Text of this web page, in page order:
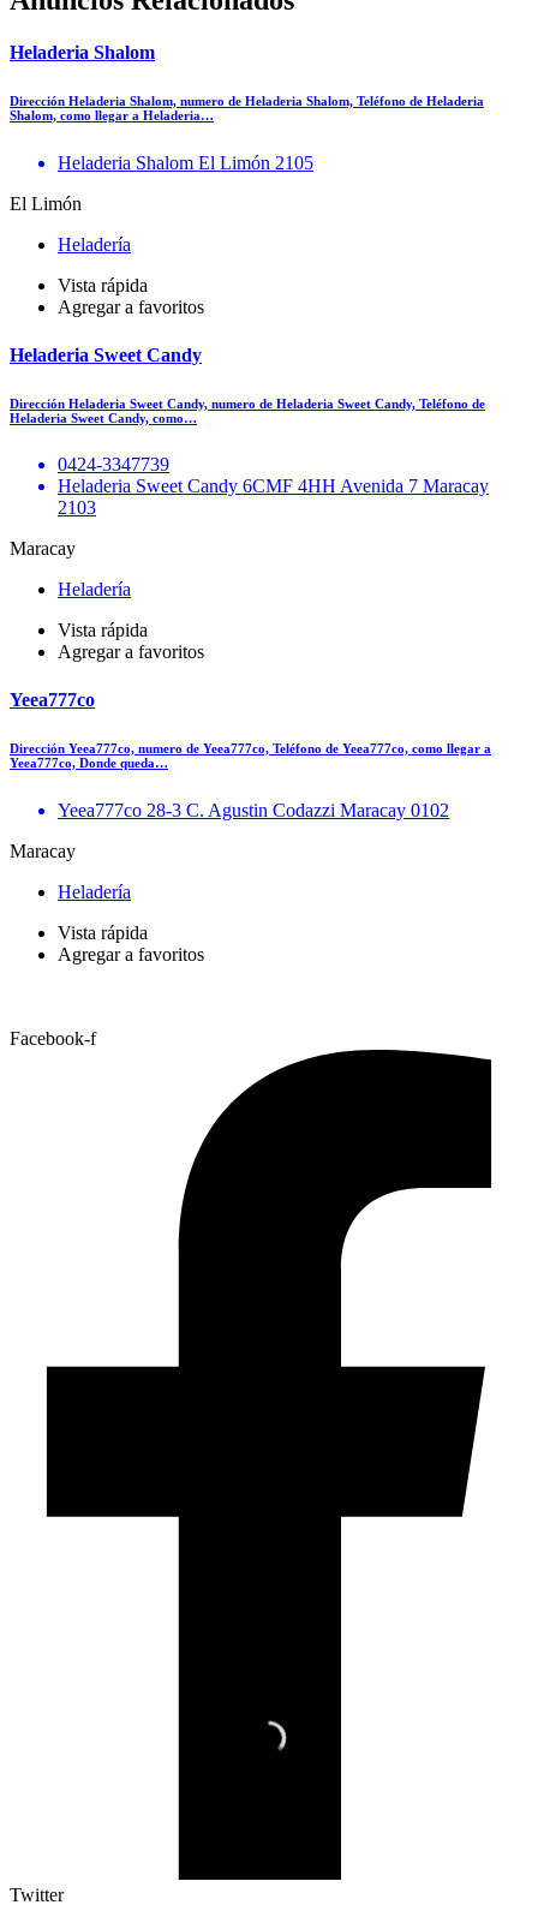
Heladeria Shalom
Dirección Heladeria Shalom, numero de Heladeria Shalom, Teléfono de Heladeria
Shalom, como llegar a Heladeria…
Heladeria Shalom El Limón 2105
El Limón
Heladería
Vista rápida
Agregar a favoritos
Heladeria Sweet Candy
Dirección Heladeria Sweet Candy, numero de Heladeria Sweet Candy, Teléfono de
Heladeria Sweet Candy, como…
0424-3347739
Heladeria Sweet Candy 6CMF 4HH Avenida 7 Maracay
2103
Maracay
Heladería
Vista rápida
Agregar a favoritos
Yeea777co
Dirección Yeea777co, numero de Yeea777co, Teléfono de Yeea777co, como llegar a
Yeea777co, Donde queda…
Yeea777co 28-3 C. Agustin Codazzi Maracay 0102
Maracay
Heladería
Vista rápida
Agregar a favoritos
Facebook-f
Twitter